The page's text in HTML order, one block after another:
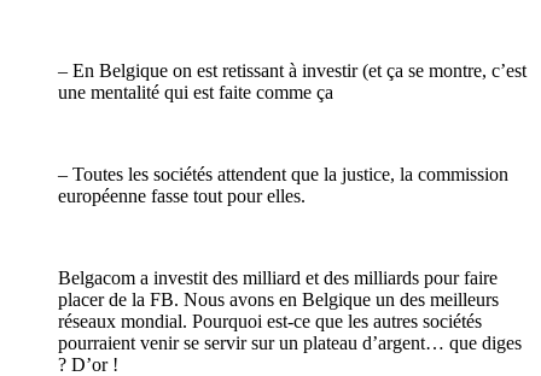
– En Belgique on est retissant à investir (et ça se montre, c’est
une mentalité qui est faite comme ça
– Toutes les sociétés attendent que la justice, la commission
européenne fasse tout pour elles.
Belgacom a investit des milliard et des milliards pour faire
placer de la FB. Nous avons en Belgique un des meilleurs
réseaux mondial. Pourquoi est-ce que les autres sociétés
pourraient venir se servir sur un plateau d’argent… que diges
? D’or !